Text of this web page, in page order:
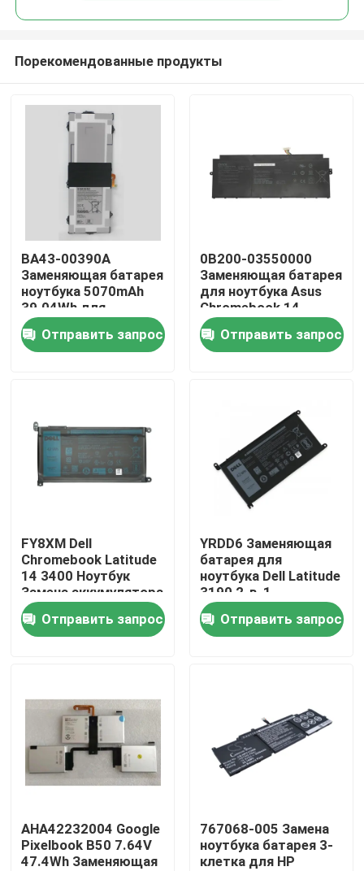
О Компании
Продукция
Видео
Замена экрана Dell LCD
Замена экрана HP LCD
Замена экрана Macbook LCD
Порекомендованные продукты
BA43-00390A
Заменяющая батарея
ноутбука 5070mAh
39.04Wh для
Samsung Chromebook
XE310XBA XE525
XE521
Отправить запрос
0B200-03550000
Заменяющая батарея
для ноутбука Asus
Chromebook 14
C433TA/Flip C433
Отправить запрос
FY8XM Dell
Chromebook Latitude
14 3400 Ноутбук
Замена аккумулятора
3-клетка 11.4V 42Wh
Отправить запрос
YRDD6 Заменяющая
батарея для
ноутбука Dell Latitude
3190 2-в-1
Отправить запрос
AHA42232004 Google
Pixelbook B50 7.64V
47.4Wh Заменяющая
767068-005 Замена
ноутбука батарея 3-
клетка для HP